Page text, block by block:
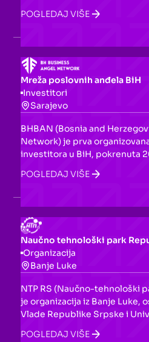
njihovih nedavnih trka, kako
dana utrke.
POGLEDAJ VIŠE
Mreža poslovnih anđela BiH
Investitori
Sarajevo
BHBAN (Bosnia and
Network) je prva
investitora u BiH, pokrenuta
Fondacije 787. Povezuje
startapovima iz BiH i regiona
sindikovana ulaganja, pitch
Angel Summit.
POGLEDAJ VIŠE
Naučno tehnološki park
Organizacija
Banje Luke
NTP RS (Naučno-tehnološki
je organizacija iz Banje Luke,
Vlade Republike Srpske i
Pruža podršku startapovima
inovativne prostore, resurse i
POGLEDAJ VIŠE